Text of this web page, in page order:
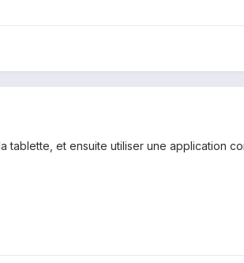
tablette, et ensuite utiliser une application